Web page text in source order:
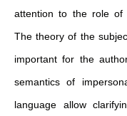
attention to the role of
The theory of the
important for the
semantics of
language allow